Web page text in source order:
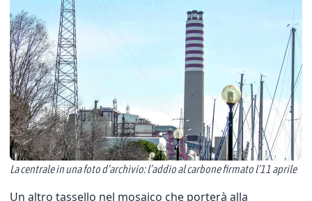
La centrale in una foto d’archivio: l’addio al carbone firmato l’11 aprile
Un altro tassello nel mosaico che porterà alla